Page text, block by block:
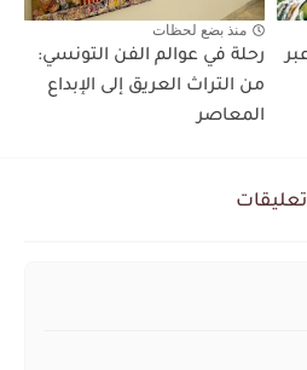
منذ بضع لحظات
رحلة في عوالم الفن التونسي:
من التراث العريق إلى الإبداع
المعاصر
تعليقات